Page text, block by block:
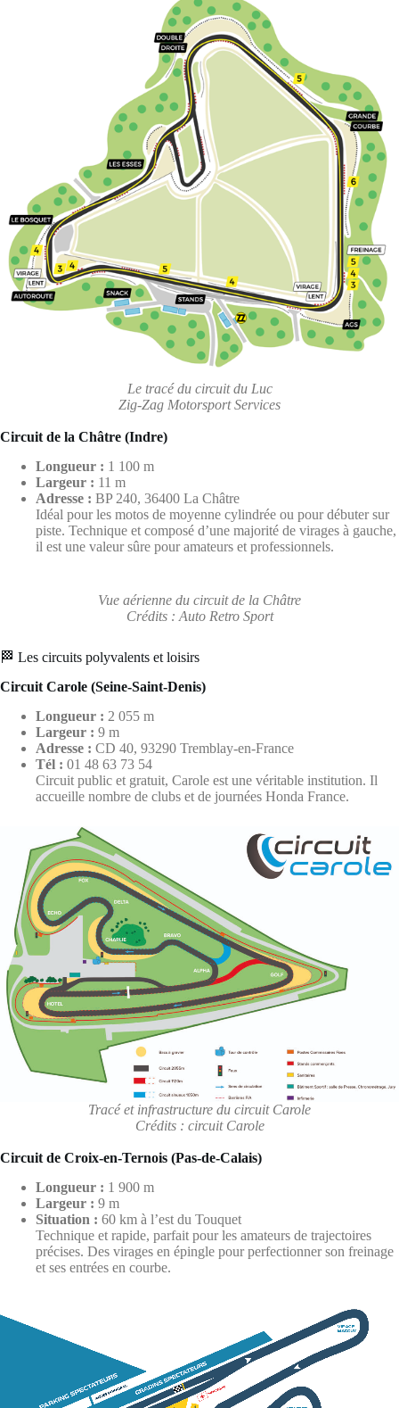
Le tracé du circuit du Luc
Zig-Zag Motorsport Services
Circuit de la Châtre (Indre)
Longueur : 1 100 m
Largeur : 11 m
Adresse : BP 240, 36400 La Châtre
Idéal pour les motos de moyenne cylindrée ou pour débuter sur
piste. Technique et composé d’une majorité de virages à gauche,
il est une valeur sûre pour amateurs et professionnels.
Vue aérienne du circuit de la Châtre
Crédits : Auto Retro Sport
🏁 Les circuits polyvalents et loisirs
Circuit Carole (Seine-Saint-Denis)
Longueur : 2 055 m
Largeur : 9 m
Adresse : CD 40, 93290 Tremblay-en-France
Tél : 01 48 63 73 54
Circuit public et gratuit, Carole est une véritable institution. Il
accueille nombre de clubs et de journées Honda France.
Tracé et infrastructure du circuit Carole
Crédits : circuit Carole
Circuit de Croix-en-Ternois (Pas-de-Calais)
Longueur : 1 900 m
Largeur : 9 m
Situation : 60 km à l’est du Touquet
Technique et rapide, parfait pour les amateurs de trajectoires
précises. Des virages en épingle pour perfectionner son freinage
et ses entrées en courbe.